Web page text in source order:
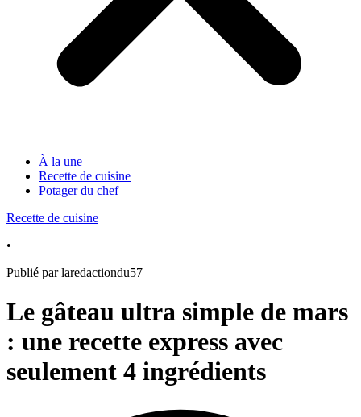
À la une
Recette de cuisine
Potager du chef
Recette de cuisine
•
Publié par laredactiondu57
Le gâteau ultra simple de mars
: une recette express avec
seulement 4 ingrédients